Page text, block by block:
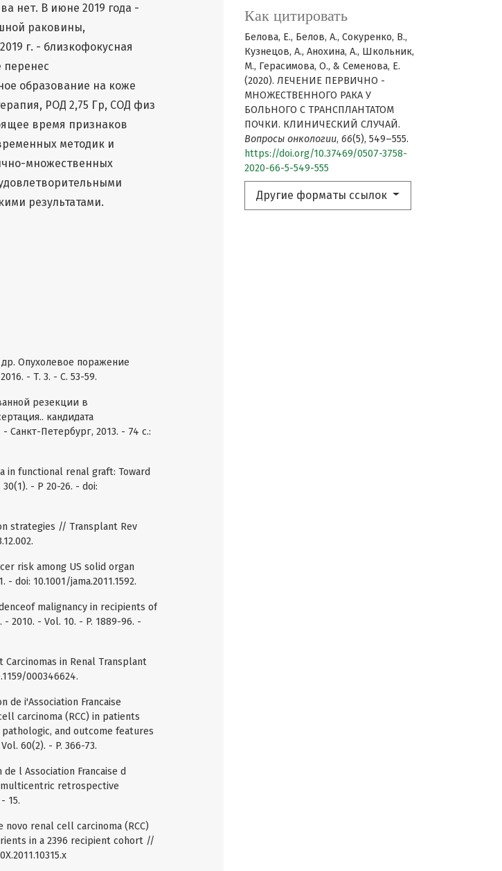
Как цитировать
Белова, Е., Белов, А., Сокуренко, В.,
Кузнецов, А., Анохина, А., Школьник,
М., Герасимова, О., & Семенова, Е.
(2020). ЛЕЧЕНИЕ ПЕРВИЧНО -
МНОЖЕСТВЕННОГО РАКА У
БОЛЬНОГО С ТРАНСПЛАНТАТОМ
ПОЧКИ. КЛИНИЧЕСКИЙ СЛУЧАЙ.
Вопросы онкологии, 66(5), 549–555.
https://doi.org/10.37469/0507-3758-
2020-66-5-549-555
Другие форматы ссылок
нет. В июне 2019 года -
раковины,
г. - близкофокусная
перенес
образование на коже
РОД 2,75 Гр, СОД физ
время признаков
методик и
множественных
результатами.
Опухолевое поражение
- Т. 3. - С. 53-59.
резекции в
кандидата
Петербург, 2013. - 74 с.:
in functional renal graft: Toward
- P 20-26. - doi:
strategies // Transplant Rev
risk among US solid organ
doi: 10.1001/jama.2011.1592.
malignancy in recipients of
2010. - Vol. 10. - P. 1889-96. -
Carcinomas in Renal Transplant
000346624.
de i'Association Francaise
carcinoma (RCC) in patients
and outcome features
60(2). - P. 366-73.
l Association Francaise d
multicentric retrospective
15.
novo renal cell carcinoma (RCC)
in a 2396 recipient cohort //